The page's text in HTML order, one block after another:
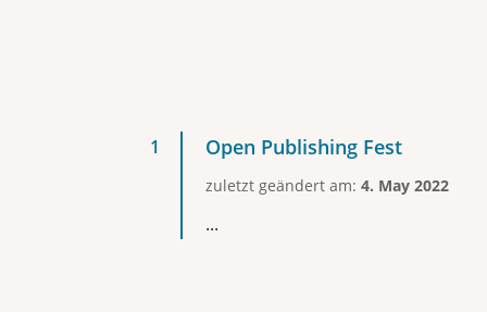
Open Publishing Fest
zuletzt geändert am: 4. May 2022
...